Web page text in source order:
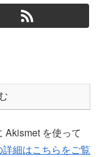
Akismet を使って
細はこちらをご覧